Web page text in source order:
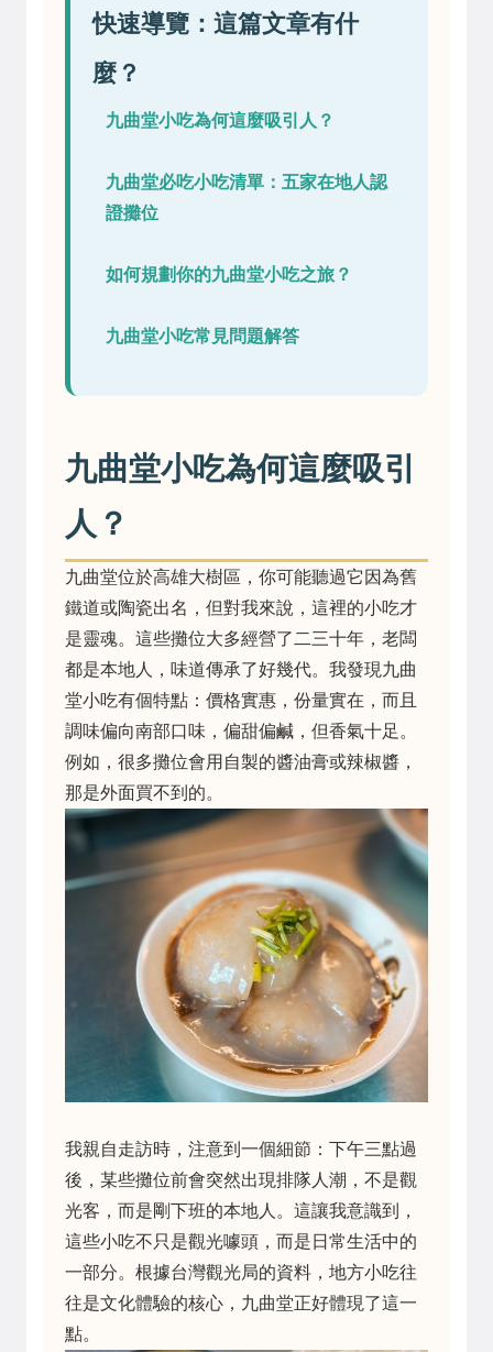
快速導覽：這篇文章有什
麼？
九曲堂小吃為何這麼吸引人？
九曲堂必吃小吃清單：五家在地人認
證攤位
如何規劃你的九曲堂小吃之旅？
九曲堂小吃常見問題解答
九曲堂小吃為何這麼吸引
人？
九曲堂位於高雄大樹區，你可能聽過它因為舊
鐵道或陶瓷出名，但對我來說，這裡的小吃才
是靈魂。這些攤位大多經營了二三十年，老闆
都是本地人，味道傳承了好幾代。我發現九曲
堂小吃有個特點：價格實惠，份量實在，而且
調味偏向南部口味，偏甜偏鹹，但香氣十足。
例如，很多攤位會用自製的醬油膏或辣椒醬，
那是外面買不到的。
我親自走訪時，注意到一個細節：下午三點過
後，某些攤位前會突然出現排隊人潮，不是觀
光客，而是剛下班的本地人。這讓我意識到，
這些小吃不只是觀光噱頭，而是日常生活中的
一部分。根據台灣觀光局的資料，地方小吃往
往是文化體驗的核心，九曲堂正好體現了這一
點。